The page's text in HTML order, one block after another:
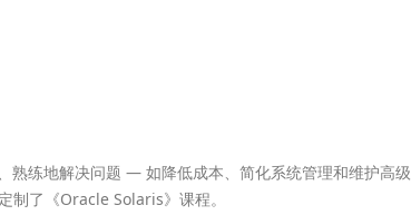
熟练地解决问题 — 如降低成本、简化系统管理和维护高级
制了《Oracle Solaris》课程。